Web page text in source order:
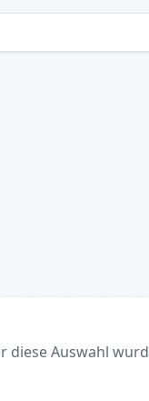
diese Auswahl